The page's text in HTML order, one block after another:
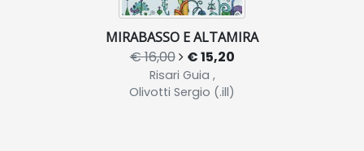
MIRABASSO E ALTAMIRA
€ 16,00 € 15,20
Risari Guia ,
Olivotti Sergio (.ill)